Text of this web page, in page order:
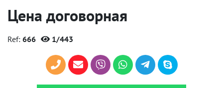
Цена договорная
Ref: 666 1/443